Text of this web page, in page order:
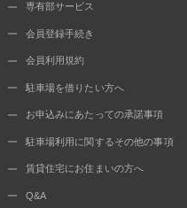
専有部サービス
会員登録手続き
会員利用規約
駐車場を借りたい方へ
お申込みにあたっての承諾事項
駐車場利用に関するその他の事項
賃貸住宅にお住まいの方へ
Q&A